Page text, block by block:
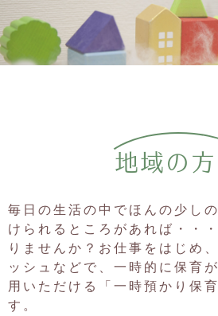
2025.03.14
２０２５年４月の一時保育受け入れは
す。（申込は３月１９日ですが、お返
す。）
３月のわんぱくのもり「楽器遊び」は
３月７日のふれあいのもり「助産師さ
2025.01.31
2月のふれあいのもり「離乳食講座」
2025.01.28
2月の一時保育は定員に達しました。
2025.01.24
1月31日に延期した大根引きは再延期に
地域の方
毎日の生活の中でほんの少し
けられるところがあれば・・
りませんか？お仕事をはじめ
ッシュなどで、一時的に保育
用いただける「一時預かり保
す。